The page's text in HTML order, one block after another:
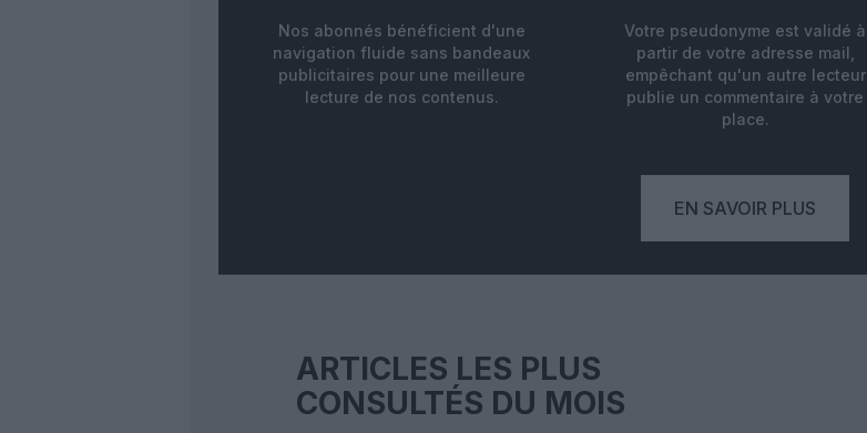
Nos abonnés bénéficient d'une
navigation fluide sans bandeaux
publicitaires pour une meilleure
lecture de nos contenus.
Votre pseudonyme est validé à
partir de votre adresse mail,
empêchant qu'un autre lecteur
publie un commentaire à votre
place.
EN SAVOIR PLUS
ARTICLES LES PLUS
CONSULTÉS DU MOIS